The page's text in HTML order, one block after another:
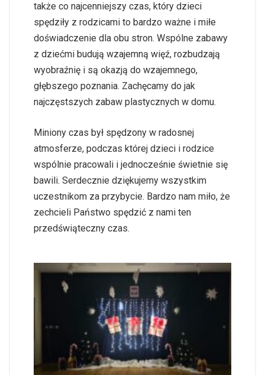
także co najcenniejszy czas, który dzieci
spędziły z rodzicami to bardzo ważne i miłe
doświadczenie dla obu stron. Wspólne zabawy
z dziećmi budują wzajemną więź, rozbudzają
wyobraźnię i są okazją do wzajemnego,
głębszego poznania. Zachęcamy do jak
najczęstszych zabaw plastycznych w domu.
Miniony czas był spędzony w radosnej
atmosferze, podczas której dzieci i rodzice
wspólnie pracowali i jednocześnie świetnie się
bawili. Serdecznie dziękujemy wszystkim
uczestnikom za przybycie. Bardzo nam miło, że
zechcieli Państwo spędzić z nami ten
przedświąteczny czas.